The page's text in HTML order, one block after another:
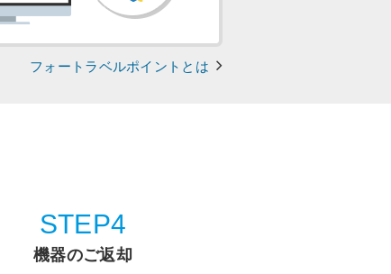
フォートラベルポイントとは
STEP4
機器のご返却